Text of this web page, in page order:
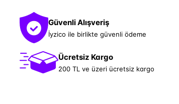
Güvenli Alışveriş
İyzico ile birlikte güvenli ödeme
Ücretsiz Kargo
200 TL ve üzeri ücretsiz kargo